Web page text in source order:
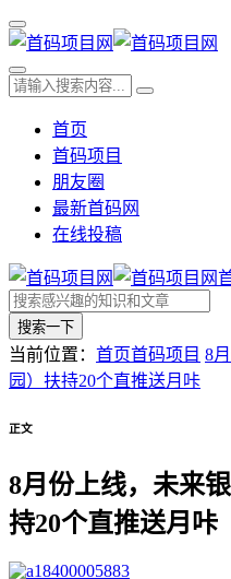
首页
首码项目
朋友圈
最新首码网
在线投稿
搜索一下
当前位置： 首页首码项目 8
园）扶持20个直推送月咔
正文
8月份上线，未来
持20个直推送月咔